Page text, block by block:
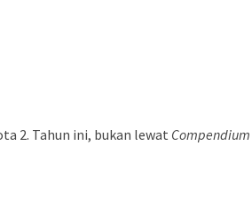
2. Tahun ini, bukan lewat Compendium